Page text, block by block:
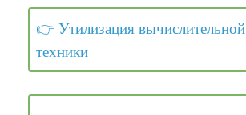
Утилизация вычислительной
техники